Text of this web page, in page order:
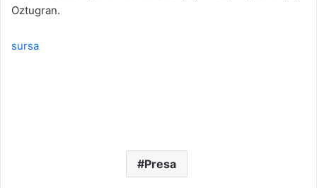
Oztugran.
sursa
Presa